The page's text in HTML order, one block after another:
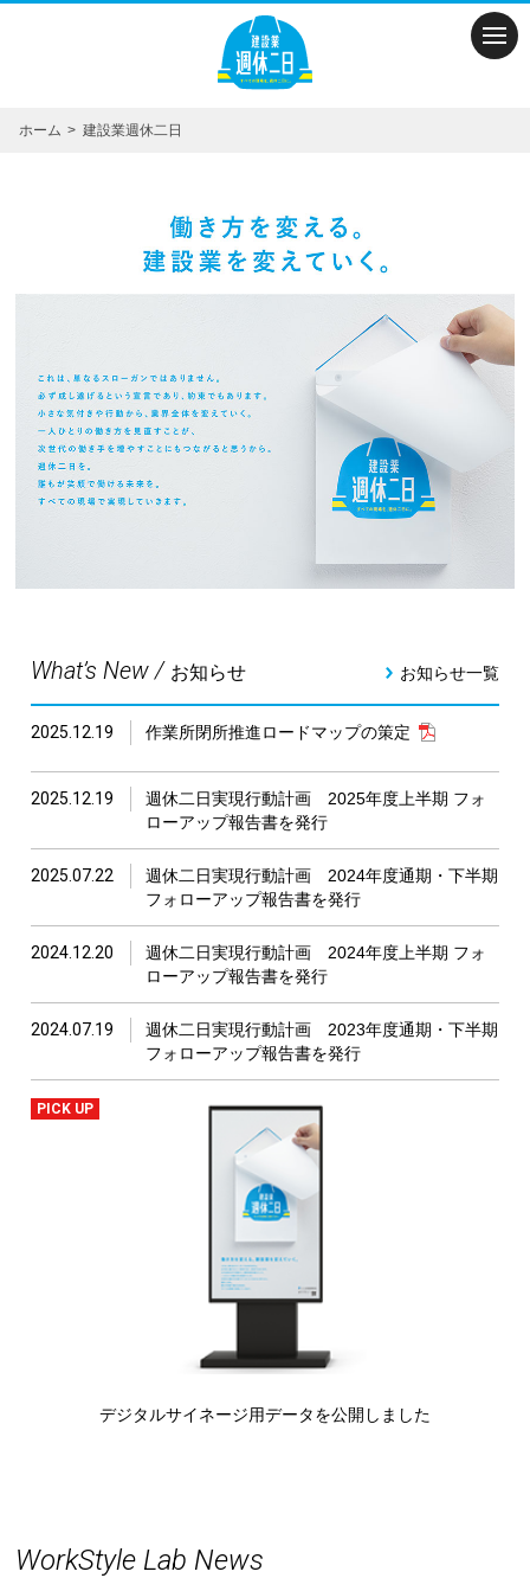
ホーム 建設業週休二日
What’s New / お知らせ お知らせ一覧
2025.12.19 作業所閉所推進ロードマップの策定
2025.12.19
週休二日実現行動計画 2025年度上半期 フォ
ローアップ報告書を発行
2025.07.22
週休二日実現行動計画 2024年度通期・下半期
フォローアップ報告書を発行
2024.12.20
週休二日実現行動計画 2024年度上半期 フォ
ローアップ報告書を発行
2024.07.19
週休二日実現行動計画 2023年度通期・下半期
フォローアップ報告書を発行
PICK UP
デジタルサイネージ用データを公開しました
WorkStyle Lab News